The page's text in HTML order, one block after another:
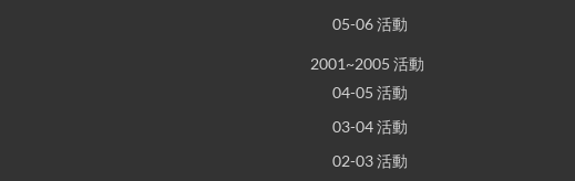
05-06 活動
2001~2005 活動
04-05 活動
03-04 活動
02-03 活動